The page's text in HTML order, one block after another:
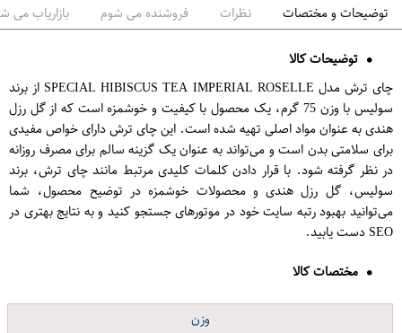
توضیحات و مختصات نظرات فروشنده می شوم بازاریاب می
توضیحات کالا
چای ترش مدل SPECIAL HIBISCUS TEA IMPERIAL ROSELLE از برند
سولیس با وزن 75 گرم، یک محصول با کیفیت و خوشمزه است که از گل رزل
هندی به عنوان مواد اصلی تهیه شده است. این چای ترش دارای خواص مفیدی
برای سلامتی بدن است و می‌تواند به عنوان یک گزینه سالم برای مصرف روزانه
در نظر گرفته شود. با قرار دادن کلمات کلیدی مرتبط مانند چای ترش، برند
سولیس، گل رزل هندی و محصولات خوشمزه در توضیح محصول، شما
می‌توانید بهبود رتبه سایت خود در موتورهای جستجو کنید و به نتایج بهتری در
SEO دست یابید.
مختصات کالا
وزن